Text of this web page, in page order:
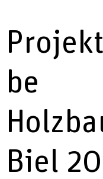
be
Biel